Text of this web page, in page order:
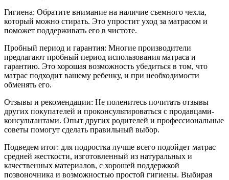
Гигиена: Обратите внимание на наличие съемного чехла,
который можно стирать. Это упростит уход за матрасом и
поможет поддерживать его в чистоте.
Пробный период и гарантия: Многие производители
предлагают пробный период использования матраса и
гарантию. Это хорошая возможность убедиться в том, что
матрас подходит вашему ребенку, и при необходимости
обменять его.
Отзывы и рекомендации: Не поленитесь почитать отзывы
других покупателей и проконсультироваться с продавцами-
консультантами. Опыт других родителей и профессиональные
советы помогут сделать правильный выбор.
Подведем итог: для подростка лучше всего подойдет матрас
средней жесткости, изготовленный из натуральных и
качественных материалов, с хорошей поддержкой
позвоночника и возможностью простой гигиены. Выбирая